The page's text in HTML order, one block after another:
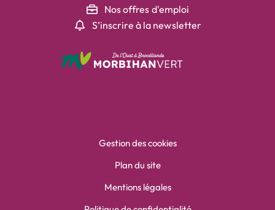
Nos offres d'emploi
S’inscrire à la newsletter
Gestion des cookies
Plan du site
Mentions légales